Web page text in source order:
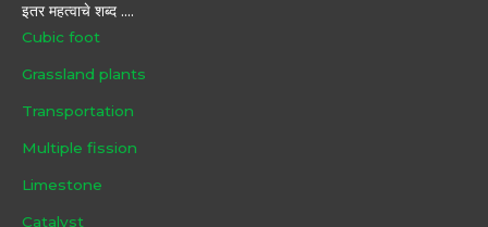
इतर महत्वाचे शब्द ....
Cubic foot
Grassland plants
Transportation
Multiple fission
Limestone
Catalyst